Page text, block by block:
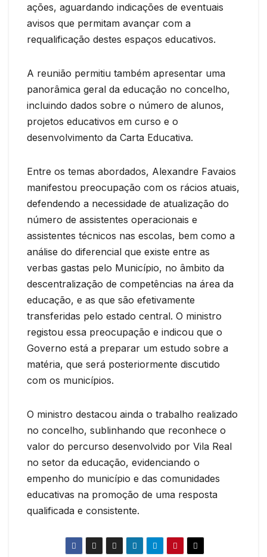
ações, aguardando indicações de eventuais
avisos que permitam avançar com a
requalificação destes espaços educativos.
A reunião permitiu também apresentar uma
panorâmica geral da educação no concelho,
incluindo dados sobre o número de alunos,
projetos educativos em curso e o
desenvolvimento da Carta Educativa.
Entre os temas abordados, Alexandre Favaios
manifestou preocupação com os rácios atuais,
defendendo a necessidade de atualização do
número de assistentes operacionais e
assistentes técnicos nas escolas, bem como a
análise do diferencial que existe entre as
verbas gastas pelo Município, no âmbito da
descentralização de competências na área da
educação, e as que são efetivamente
transferidas pelo estado central. O ministro
registou essa preocupação e indicou que o
Governo está a preparar um estudo sobre a
matéria, que será posteriormente discutido
com os municípios.
O ministro destacou ainda o trabalho realizado
no concelho, sublinhando que reconhece o
valor do percurso desenvolvido por Vila Real
no setor da educação, evidenciando o
empenho do município e das comunidades
educativas na promoção de uma resposta
qualificada e consistente.